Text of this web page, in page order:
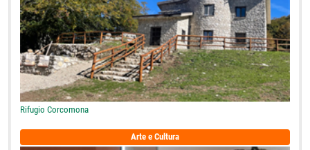
Rifugio Corcomona
Arte e Cultura